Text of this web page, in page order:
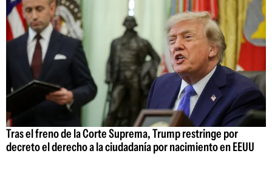
Tras el freno de la Corte Suprema, Trump restringe por
decreto el derecho a la ciudadanía por nacimiento en EEUU